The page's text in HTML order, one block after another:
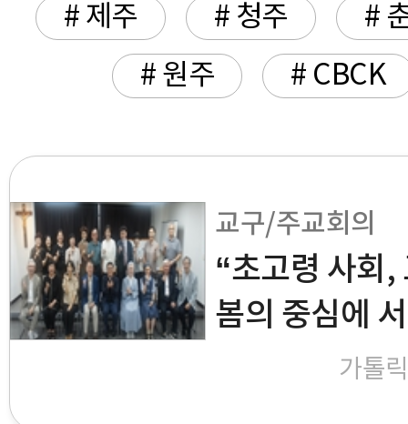
# 제주
# 청주
#
# 원주
# CBCK
교구/주교회의
“초고령 사회,
봄의 중심에
가톨